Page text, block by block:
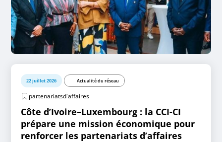
22 juillet 2026 Actualité du réseau
partenariatsd'affaires
Côte d’Ivoire–Luxembourg : la CCI-CI
prépare une mission économique pour
renforcer les partenariats d’affaires